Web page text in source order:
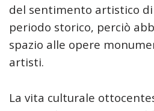
del sentimento artistico
periodo storico, perciò
spazio alle opere
artisti.
La vita culturale